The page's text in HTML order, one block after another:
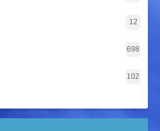
12
698
102